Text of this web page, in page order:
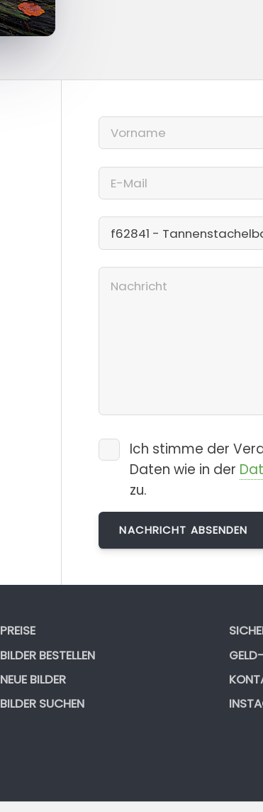
Ich stimme der
Daten wie in der
zu.
PREISE
BILDER BESTELLEN
NEUE BILDER
BILDER SUCHEN